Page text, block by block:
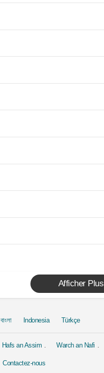
Afficher Plus
বাংলা Indonesia Türkçe
Hafs an Assim Warch an Nafi
Contactez-nous